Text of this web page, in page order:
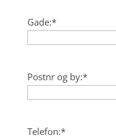
Gade:*
Postnr og by:*
Telefon:*